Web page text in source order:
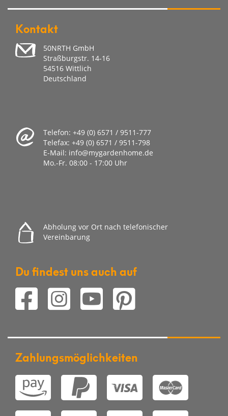
Kontakt
50NRTH GmbH
Straßburgstr. 14-16
54516 Wittlich
Deutschland
Telefon: +49 (0) 6571 / 9511-777
Telefax: +49 (0) 6571 / 9511-798
E-Mail: info@mygardenhome.de
Mo.-Fr. 08:00 - 17:00 Uhr
Abholung vor Ort nach telefonischer
Vereinbarung
Du findest uns auch auf
Zahlungsmöglichkeiten